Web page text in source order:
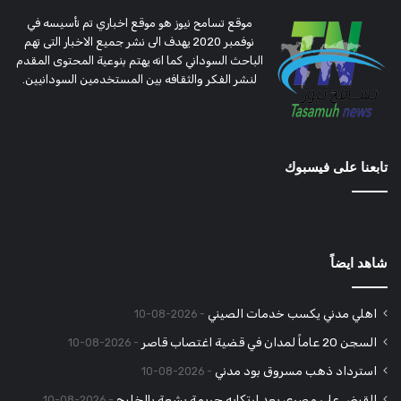
موقع تسامح نيوز هو موقع اخباري تم تأسيسه في
نوفمبر 2020 يهدف الى نشر جميع الاخبار التى تهم
الباحث السوداني كما انه يهتم بنوعية المحتوى المقدم
لنشر الفكر والثقافه بين المستخدمين السودانيين.
تابعنا على فيسبوك
شاهد ايضاً
اهلي مدني يكسب خدمات الصيني 2026-08-10
السجن 20 عاماً لمدان في قضية اغتصاب قاصر 2026-08-10
استرداد ذهب مسروق بود مدني 2026-08-10